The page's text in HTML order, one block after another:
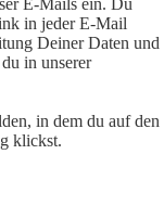
E-Mails ein. Du
in jeder E-Mail
Deiner Daten und
in unserer
in dem du auf den
klickst.